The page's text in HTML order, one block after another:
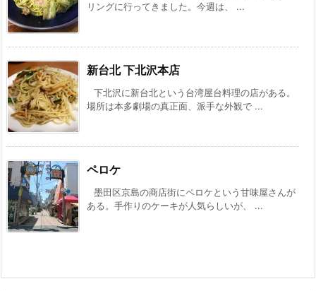
リングに行ってきました。今週は、 ...
新台北 下北沢本店
下北沢に新台北という台湾屋台料理の店がある。
場所は本多劇場の真正面、派手な外観で ...
ペロケ
墨田区京島の商店街にペロケという甘味屋さんが
ある。手作りのケーキが人気らしいが、 ...